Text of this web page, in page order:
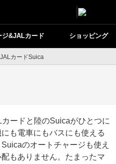
ジ&JALカード ショッピング
JALカードSuica
ードと陸のSuicaがひとつに
も電車にもバスにも使える
のオートチャージも使え
もありません。たまったマ